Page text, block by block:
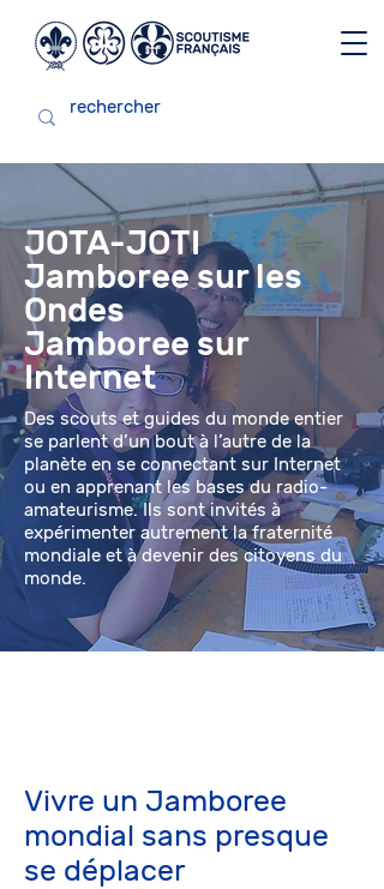
JOTA-JOTI
Jamboree sur les
Ondes
Jamboree sur
Internet
Des scouts et guides du monde entier
se parlent d’un bout à l’autre de la
planète en se connectant sur Internet
ou en apprenant les bases du radio-
amateurisme. Ils sont invités à
expérimenter autrement la fraternité
mondiale et à devenir des citoyens du
monde.
Vivre un Jamboree
mondial sans presque
se déplacer